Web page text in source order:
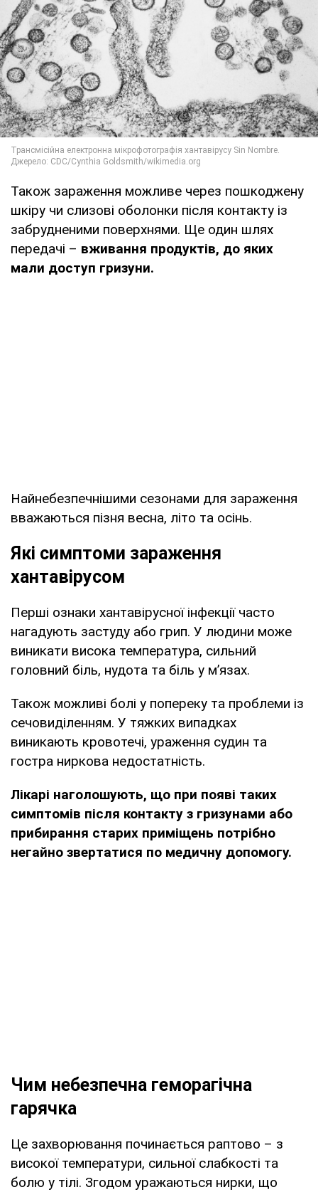
Також зараження можливе через пошкоджену
шкіру чи слизові оболонки після контакту із
забрудненими поверхнями. Ще один шлях
передачі – вживання продуктів, до яких
мали доступ гризуни.
Найнебезпечнішими сезонами для зараження
вважаються пізня весна, літо та осінь.
Які симптоми зараження
хантавірусом
Перші ознаки хантавірусної інфекції часто
нагадують застуду або грип. У людини може
виникати висока температура, сильний
головний біль, нудота та біль у м’язах.
Також можливі болі у попереку та проблеми із
сечовиділенням. У тяжких випадках
виникають кровотечі, ураження судин та
гостра ниркова недостатність.
Лікарі наголошують, що при появі таких
симптомів після контакту з гризунами або
прибирання старих приміщень потрібно
негайно звертатися по медичну допомогу.
Чим небезпечна геморагічна
гарячка
Це захворювання починається раптово – з
високої температури, сильної слабкості та
болю у тілі. Згодом уражаються нирки, що